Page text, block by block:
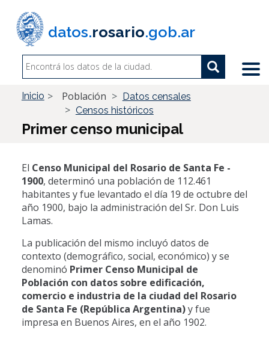
contenido
principal
datos.rosario.gob.ar
Buscar Search
Inicio Población
Datos censales
Censos históricos
Primer censo municipal
El Censo Municipal del Rosario de Santa Fe -
1900, determinó una población de 112.461
habitantes yfue levantado el día 19 de octubre del
año 1900, bajo la administración del Sr. Don Luis
Lamas.
La publicación del mismo incluyó datos de
contexto (demográfico, social, económico) y se
denominó Primer Censo Municipal de
Población con datos sobre edificación,
comercio e industria de la ciudad del Rosario
de Santa Fe (República Argentina)yfue
impresa en Buenos Aires, en el año 1902.